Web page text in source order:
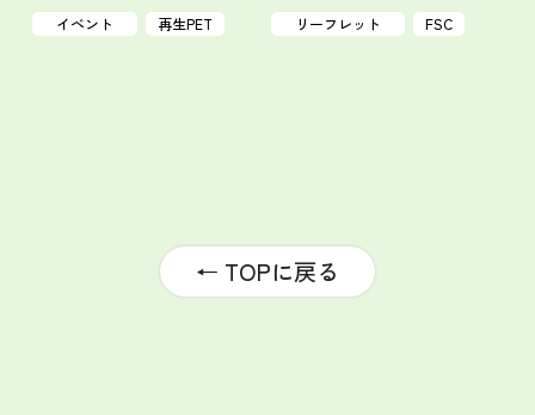
イベント 再生PET リーフレット FSC
← TOPに戻る